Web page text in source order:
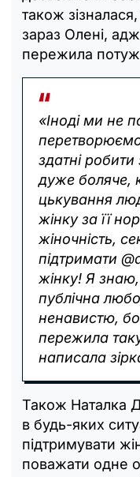
також
зараз Олені,
пережила
«Іноді ми не
здатні
дуже боляче,
цькування
жінку за її
жіночність,
підтримати
жінку! Я
публічна
ненавистю,
пережила
написала
Також Наталка
в будь-яких
підтримувати
поважати одне